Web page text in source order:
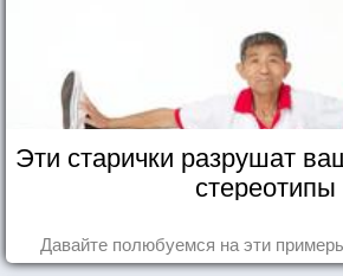
Эти старички разрушат
стереотипы
Давайте полюбуемся на эти